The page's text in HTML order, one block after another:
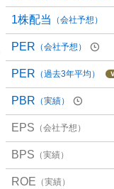
1株配当 （会社予想）
PER （会社予想）
PER （過去3年平均）
PBR （実績）
EPS （会社予想）
BPS （実績）
ROE （実績）